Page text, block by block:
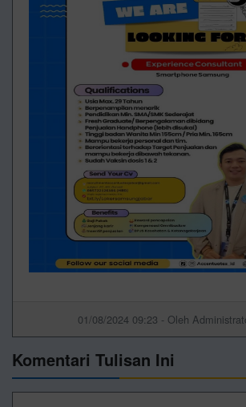
01/08/2024 09:23 - Oleh
Komentari Tulisan Ini